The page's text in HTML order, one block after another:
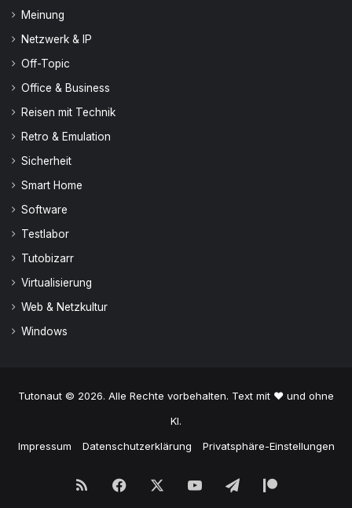
Meinung
Netzwerk & IP
Off-Topic
Office & Business
Reisen mit Technik
Retro & Emulation
Sicherheit
Smart Home
Software
Testlabor
Tutobizarr
Virtualisierung
Web & Netzkultur
Windows
Tutonaut © 2026. Alle Rechte vorbehalten. Text mit ♥ und ohne
KI.
Impressum
Datenschutzerklärung Privatsphäre-Einstellungen
RSS Facebook YouTubeTelegram